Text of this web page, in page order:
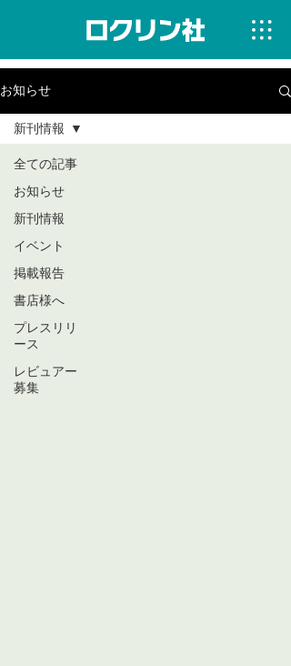
お知らせ
全ての記事
お知らせ
新刊情報
イベント
掲載報告
書店様へ
プレスリリ
ース
レビュアー
募集
新刊情報